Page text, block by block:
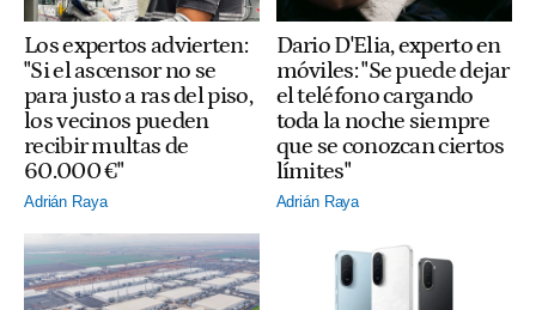
Los expertos advierten:
"Si el ascensor no se
para justo a ras del piso,
los vecinos pueden
recibir multas de
60.000 €"
Adrián Raya
Dario D'Elia, experto en
móviles: "Se puede dejar
el teléfono cargando
toda la noche siempre
que se conozcan ciertos
límites"
Adrián Raya